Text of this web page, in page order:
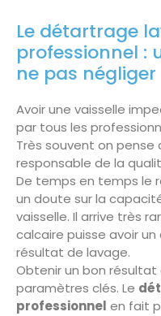
Le détartrage
professionnel :
ne pas négliger
Avoir une vaisselle
par tous les
Très souvent on
responsable de la
De temps en temps le
un doute sur la
vaisselle. Il arrive très
calcaire puisse avoir
résultat de lavage.
Obtenir un bon résultat
paramètres clés. Le
professionnel en fait